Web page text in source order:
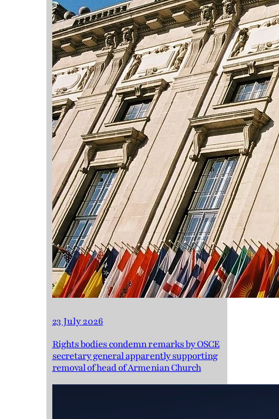
23 July 2026
Rights bodies condemn remarks by OSCE
secretary general apparently supporting
removal of head of Armenian Church